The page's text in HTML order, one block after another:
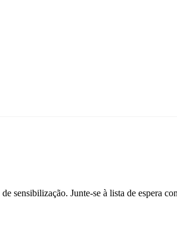
sensibilização. Junte-se à lista de espera